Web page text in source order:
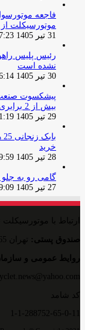
موتورسیکلت از ابتدای سال
31 تیر 1405 17:23
رئیس پلیس
نشده است
30 تیر 1405 16:14
پیشکسوت صنعت
بیش از 2 برابری قیمت موتورسیکلت در مقایسه با سال 1404
29 تیر 1405 11:19
خرید
28 تیر 1405 09:59
گامی رو به جلو
27 تیر 1405 19:09
ارتباط با موتورسیکلت
صندوق پستی: تهران 565-19575
روایط عمومی و
کد شامد
1-1-288752-65-0-11